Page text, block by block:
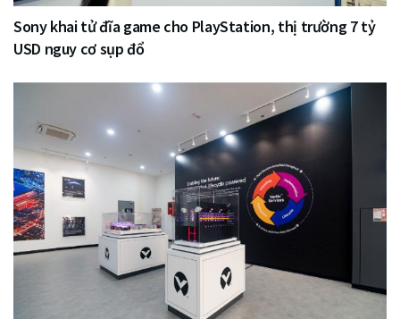
Sony khai tử đĩa game cho PlayStation, thị trường 7 tỷ
USD nguy cơ sụp đổ